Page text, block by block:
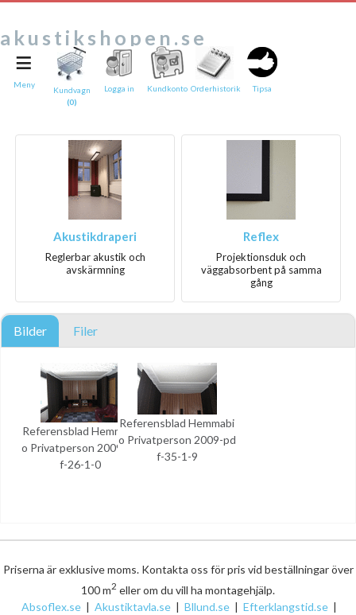
akustikshopen.se
Akustikdraperi
Reglerbar akustik och
avskärmning
Reflex
Projektionsduk och
väggabsorbent på samma
gång
Bilder Filer
Referensblad Hemmabi
o Privatperson 2009-pd
f-26-1-0
Referensblad Hemmabi
o Privatperson 2009-pd
f-35-1-9
≡
Meny
Kundvagn
(0)
Logga in Kundkonto Orderhistorik Tipsa
Priserna är exklusive moms. Kontakta oss för pris vid beställningar över
100 m2 eller om du vill ha montagehjälp.
Absoflex.se | Akustiktavla.se | Bllund.se | Efterklangstid.se |
Tipsa en vän:
e-post*
Länken ovan kommer att bakas in i ditt tips!